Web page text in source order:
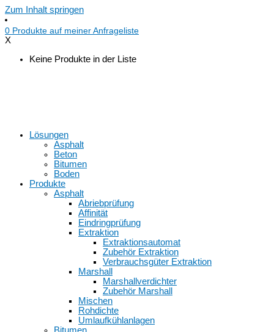
Zum Inhalt springen
0 Produkte auf meiner Anfrageliste
X
Keine Produkte in der Liste
Lösungen
Asphalt
Beton
Bitumen
Boden
Produkte
Asphalt
Abriebprüfung
Affinität
Eindringprüfung
Extraktion
Extraktionsautomat
Zubehör Extraktion
Verbrauchsgüter Extraktion
Marshall
Marshallverdichter
Zubehör Marshall
Mischen
Rohdichte
Umlaufkühlanlagen
Bitumen